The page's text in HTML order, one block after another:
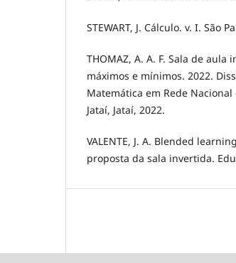
STEWART, J. Cálculo. v. I. São
THOMAZ, A. A. F. Sala de
máximos e mínimos. 2022.
Matemática em Rede Nacional
Jataí, Jataí, 2022.
VALENTE, J. A. Blended
proposta da sala invertida.